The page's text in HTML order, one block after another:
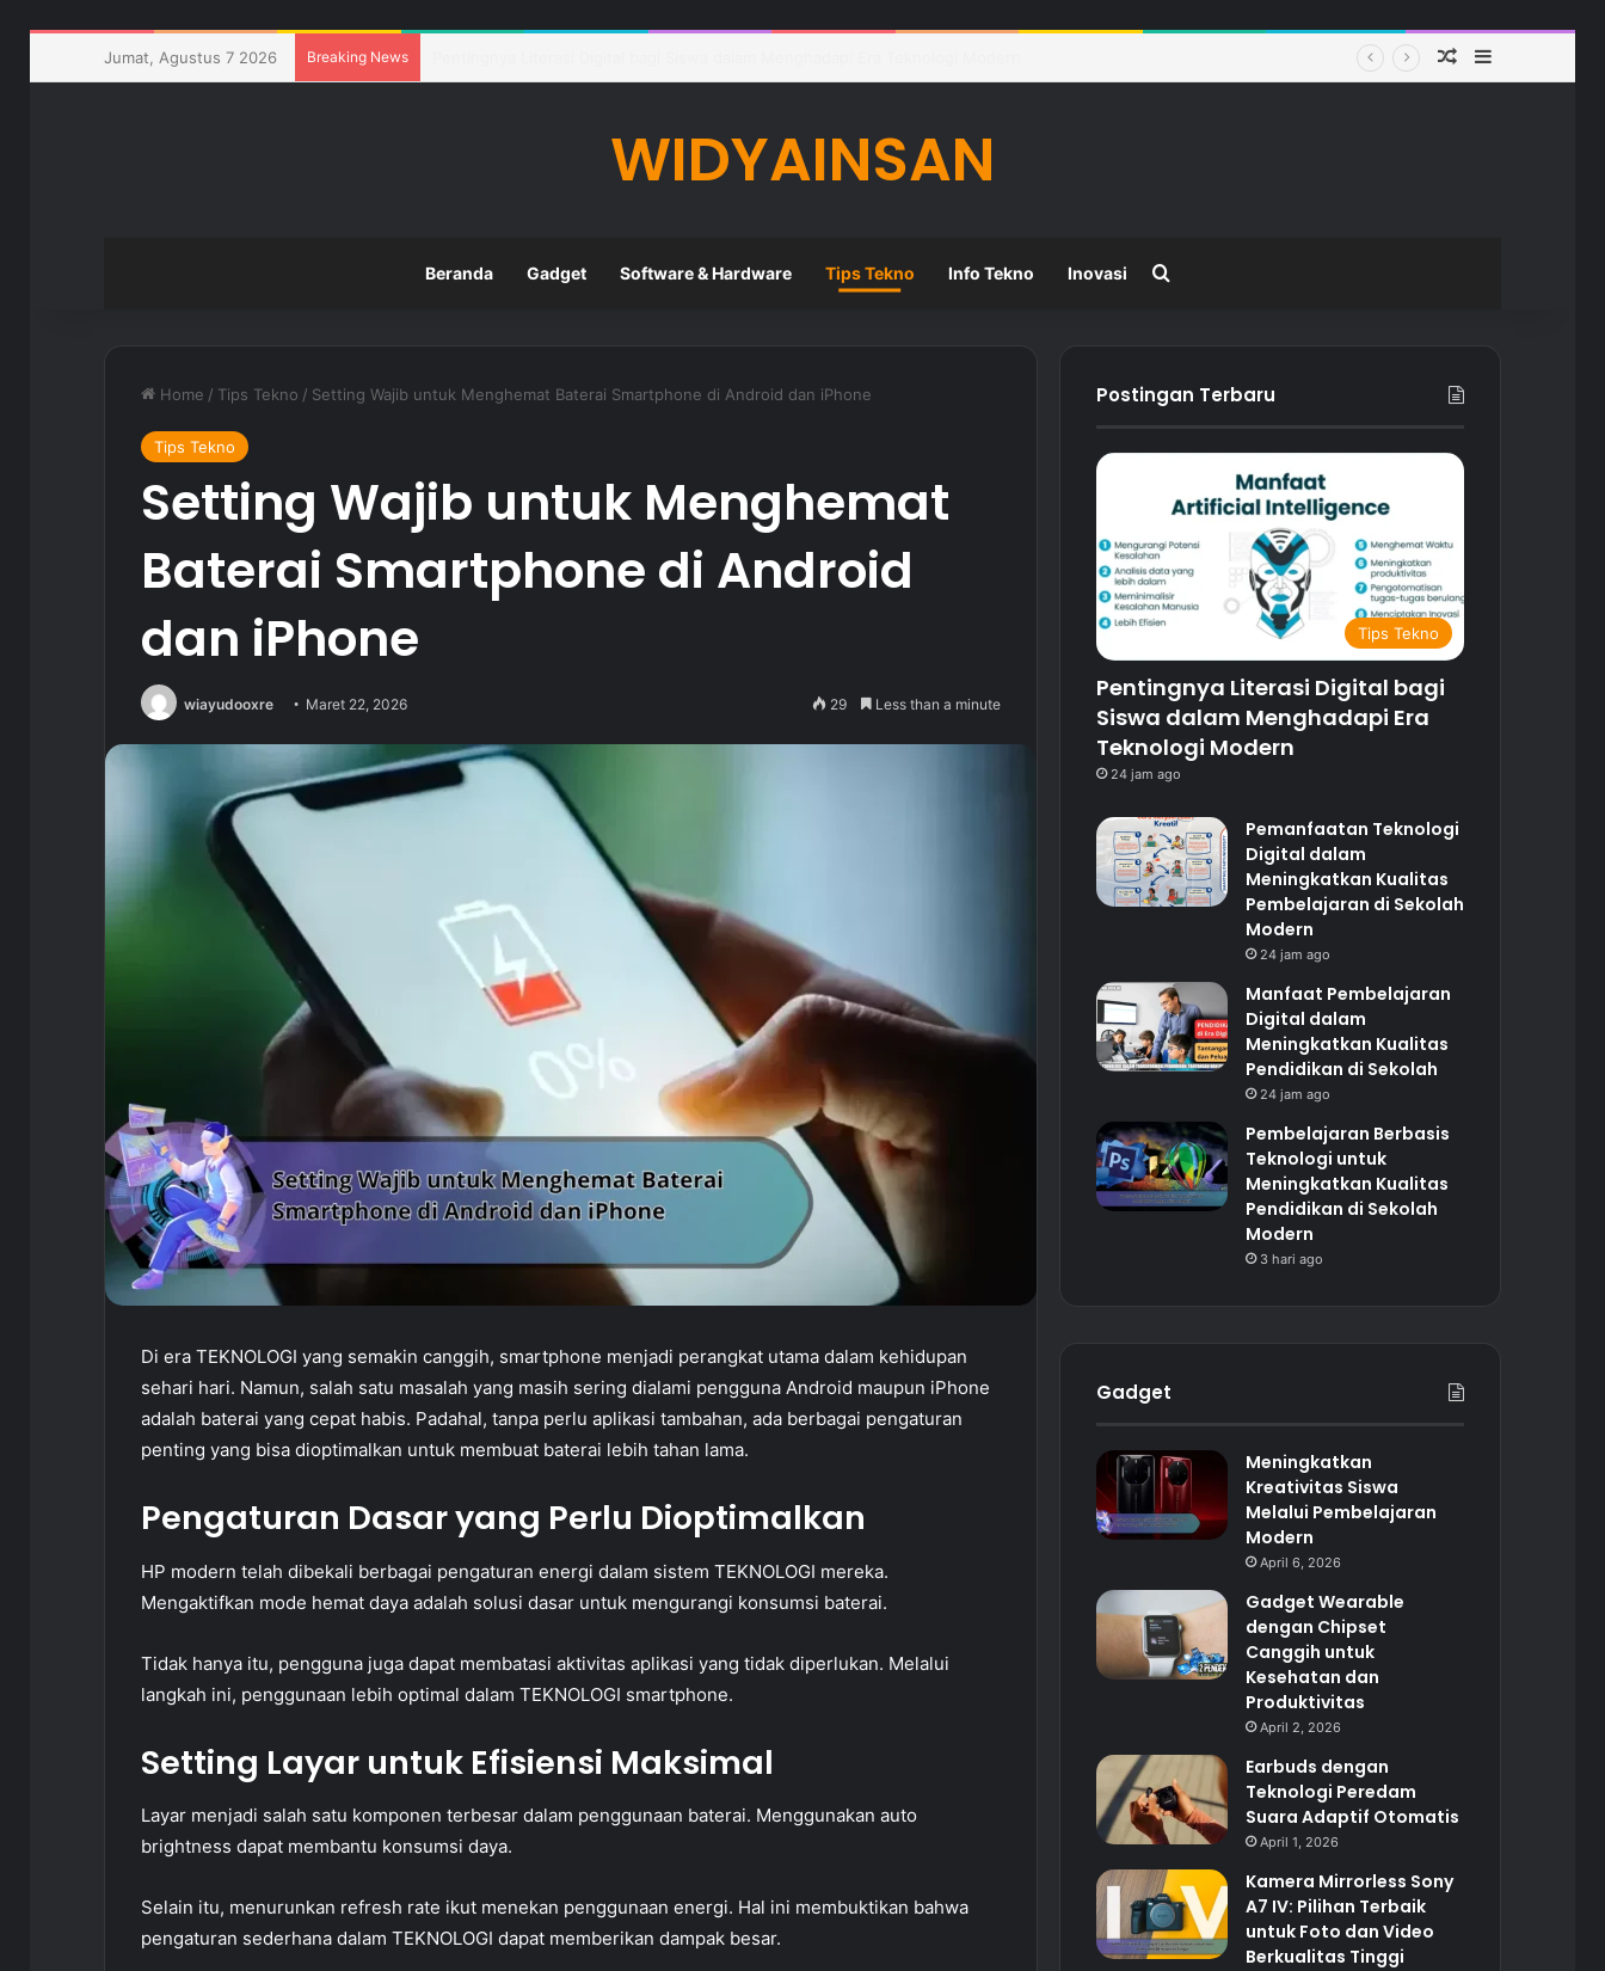
Jumat, Agustus 7 2026 Breaking News Random Article
Sidebar
WIDYAINSAN
Beranda Gadget Software & Hardware Tips Tekno Info Tekno Inovasi
Home / Tips Tekno / Setting Wajib untuk Menghemat Baterai Smartphone di Android dan iPhone
Tips Tekno
Setting Wajib untuk Menghemat
Baterai Smartphone di Android
dan iPhone
wiayudooxre Maret 22, 2026 29 Less than a minute
Di era TEKNOLOGI yang semakin canggih, smartphone menjadi perangkat utama dalam kehidupan
sehari hari. Namun, salah satu masalah yang masih sering dialami pengguna Android maupun iPhone
adalah baterai yang cepat habis. Padahal, tanpa perlu aplikasi tambahan, ada berbagai pengaturan
penting yang bisa dioptimalkan untuk membuat baterai lebih tahan lama.
Pengaturan Dasar yang Perlu Dioptimalkan
HP modern telah dibekali berbagai pengaturan energi dalam sistem TEKNOLOGI mereka.
Mengaktifkan mode hemat daya adalah solusi dasar untuk mengurangi konsumsi baterai.
Tidak hanya itu, pengguna juga dapat membatasi aktivitas aplikasi yang tidak diperlukan. Melalui
langkah ini, penggunaan lebih optimal dalam TEKNOLOGI smartphone.
Setting Layar untuk Efisiensi Maksimal
Layar menjadi salah satu komponen terbesar dalam penggunaan baterai. Menggunakan auto
brightness dapat membantu konsumsi daya.
Selain itu, menurunkan refresh rate ikut menekan penggunaan energi. Hal ini membuktikan bahwa
pengaturan sederhana dalam TEKNOLOGI dapat memberikan dampak besar.
Postingan Terbaru
Tips Tekno
Pentingnya Literasi Digital bagi
Siswa dalam Menghadapi Era
Teknologi Modern
24 jam ago
Pemanfaatan Teknologi
Digital dalam
Meningkatkan Kualitas
Pembelajaran di Sekolah
Modern
24 jam ago
Manfaat Pembelajaran
Digital dalam
Meningkatkan Kualitas
Pendidikan di Sekolah
24 jam ago
Pembelajaran Berbasis
Teknologi untuk
Meningkatkan Kualitas
Pendidikan di Sekolah
Modern
3 hari ago
Gadget
Meningkatkan
Kreativitas Siswa
Melalui Pembelajaran
Modern
April 6, 2026
Gadget Wearable
dengan Chipset
Canggih untuk
Kesehatan dan
Produktivitas
April 2, 2026
Earbuds dengan
Teknologi Peredam
Suara Adaptif Otomatis
April 1, 2026
Kamera Mirrorless Sony
A7 IV: Pilihan Terbaik
untuk Foto dan Video
Berkualitas Tinggi